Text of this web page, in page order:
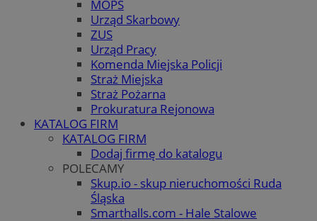
MOPS
Urząd Skarbowy
ZUS
Urząd Pracy
Komenda Miejska Policji
Straż Miejska
Straż Pożarna
Prokuratura Rejonowa
KATALOG FIRM
KATALOG FIRM
Dodaj firmę do katalogu
POLECAMY
Skup.io - skup nieruchomości Ruda
Śląska
Smarthalls.com - Hale Stalowe